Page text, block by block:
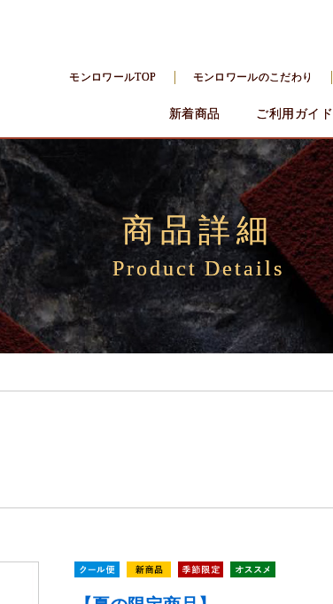
モンロワールTOP モンロワールのこだわり
新着商品 ご利用ガイド
商品詳細
Product Details